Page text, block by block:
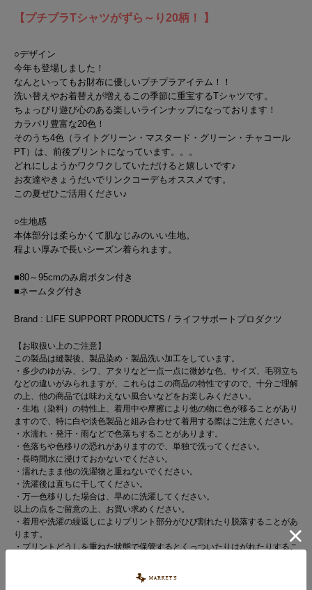
【プチプラTシャツがずら～り20柄！ 】
○デザイン
今年も登場しました！
なんといってもお財布に優しいプチプラアイテム！！
洗い替えやお着替えが増えるこの季節に重宝するTシャツです。
ちょっぴり遊び心のある楽しいラインナップになっております！
カラバリ豊富な20色！
そのうち4色（ライトグリーン・マスタード・グリーン・チャコール
PT）は、前後プリントになっています。。。
どれにしようかワクワクしていただけると嬉しいです♪
お友達やきょうだいでリンクコーデもオススメです。
この夏ぜひご活用ください♪
○生地感
本体部分は柔らかくて肌なじみのいい生地。
程よい厚みで長いシーズン着られます。
■80～95cmのみ肩ボタン付き
■ネームタグ付き
Brand : LIFE SUPPORT PRODUCTS / ライフサポートプロダクツ
【お取扱い上のご注意】
この製品は縫製後、製品染め・製品洗い加工をしています。
・多少のゆがみ、シワ、アタリなど一点一点に微妙な色、サイズ、毛羽立ち
などの違いがみられますが、これらはこの商品の特性ですので、十分ご理解
の上、他の商品では味わえない風合いなどをお楽しみください。
・生地（染料）の特性上、着用中や摩擦により他の物に色が移ることがあり
ますので、特に白や淡色製品と組み合わせて着用する際はご注意ください。
・水濡れ・発汗・雨などで色落ちすることがあります。
・色落ちや色移りの恐れがありますので、単独で洗ってください。
・長時間水に浸けておかないでください。
・濡れたまま他の洗濯物と重ねないでください。
・洗濯後は直ちに干してください。
・万一色移りした場合は、早めに洗濯してください。
以上の点をご留意の上、お買い求めください。
・着用や洗濯の繰返しによりプリント部分がひび割れたり脱落することがあ
ります。
・プリントどうしを重ねた状態で保管するとくっついたりはがれたりするこ
※カラーバリエーションの平置き画像が実際に近いお色味になっておりま